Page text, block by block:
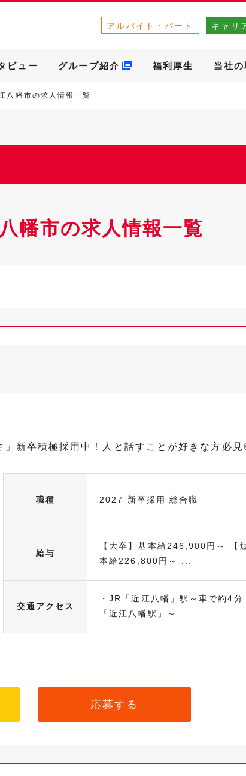
アルバイト・パート キャリ
ビュー グループ紹介 福利厚生 当社
八幡市の求人情報一覧
幡市の求人情報一覧
新卒積極採用中！人と話すことが好きな方必
職種 2027 新卒採用 総合職
給与
【大卒】基本給246,900円～ 【
本給226,800円～ ...
交通アクセス
・JR「近江八幡」駅～車で約4分
「近江八幡駅」～...
応募する